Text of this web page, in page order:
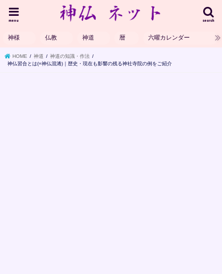
search
menu
神様 仏教 神道 暦 六曜カレンダー
HOME 神道
神道の知識・作法
神仏習合とは(=神仏混淆)｜歴史・現在も影響の残る神社寺院の例をご紹介